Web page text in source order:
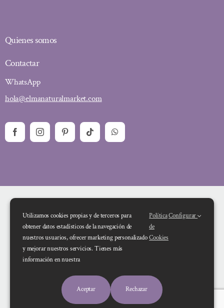
Quienes somos
Contactar
WhatsApp
hola@elmanaturalmarket.com
Financiado por la Unión Europea – NextGenerationEU. Sin embargo, los
autores y no reflejan necesariamente los de la Unión Europea o la Comisión
Europea. Ni la Unión Europea ni la Comisión Europea pueden ser consideradas
responsables de las mismas
Utilizamos cookies propias y de terceros para
obtener datos estadísticos de la navegación de
nuestros usuarios, ofrecer marketing personalizado
y mejorar nuestros servicios. Tienes más
información en nuestra
Política
de
Cookies
Configurar
Aceptar Rechazar